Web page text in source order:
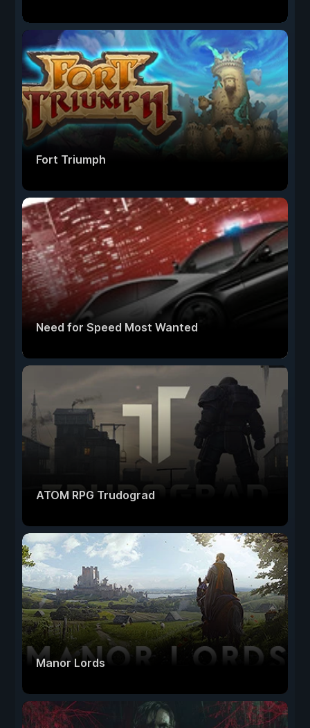
Fort Triumph
Need for Speed Most Wanted
ATOM RPG Trudograd
Manor Lords